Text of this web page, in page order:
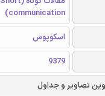
communication)
اسکوپوس
9379
تصاویر و جداول